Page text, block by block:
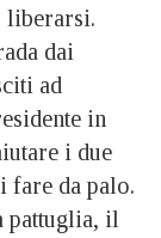
liberarsi.
dai
ad
in
i due
fare da palo.
pattuglia, il